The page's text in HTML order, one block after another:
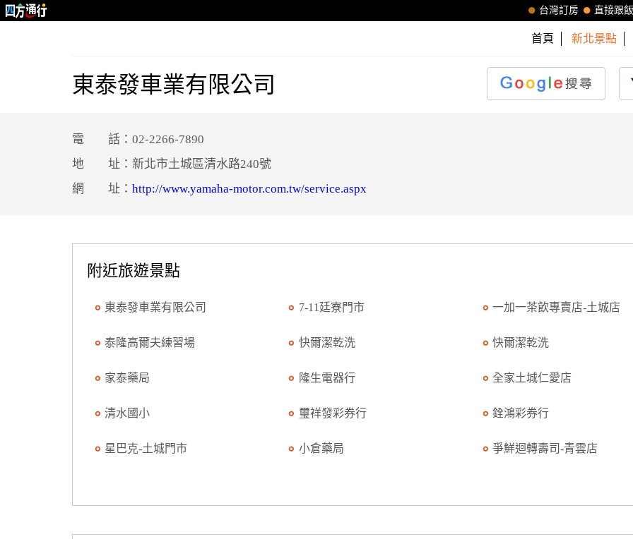
直接跟
台灣訂房
首頁 新北景點
東泰發車業有限公司
電 話：02-2266-7890
地 址：新北市土城區清水路240號
網 址： http://www.yamaha-motor.com.tw/service.aspx
附近旅遊景點
東泰發車業有限公司 7-11廷寮門市 一加一茶飲專賣店-土城店
泰隆高爾夫練習場 快爾潔乾洗 快爾潔乾洗
家泰藥局 隆生電器行 全家土城仁愛店
清水國小 璽祥發彩券行 銓鴻彩券行
星巴克-土城門市 小倉藥局 爭鮮迴轉壽司-青雲店